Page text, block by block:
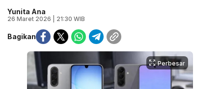
Yunita Ana
26 Maret 2026 | 21:30 WIB
Bagikan
Perbesar